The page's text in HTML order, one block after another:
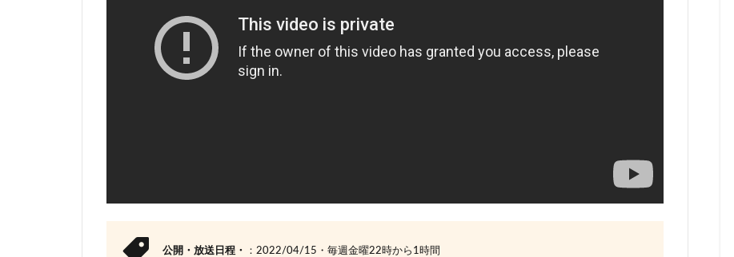
第3話 感想：強引すぎる捜査に爆笑
第4話 ネタバレ感想
ストーリー
9.2 感想・考察
10
公開・放送日程・ ：2022/04/15・毎週金曜22時から1時間